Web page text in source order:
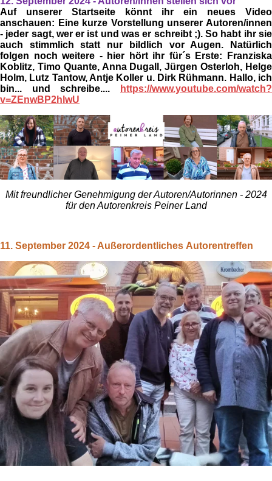
Auf unserer Startseite könnt ihr ein neues Video
anschauen: Einekurze Vorstellung unsererAutoren/innen
- jeder sagt, wer er ist und was er schreibt ;). So habt ihr sie
auch stimmlich statt nur bildlich vor Augen. Natürlich
folgen noch weitere - hier hört ihr für´s Erste:
Franziska
Koblitz, Timo Quante, Anna Dugall, Jürgen Osterloh, Helge
Holm, Lutz Tantow, Antje Koller u. Dirk Rühmann. Hallo, ich
bin... und schreibe....
https://www.youtube.com/watch?
v=ZEnwBP2hlwU
Mit freundlicher Genehmigung der Autoren/Autorinnen - 2024
für den Autorenkreis Peiner Land
11. September 2024 - Außerordentliches Autorentreffen